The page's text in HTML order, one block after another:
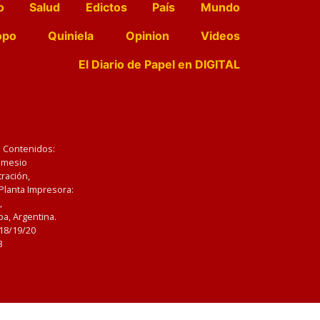
Salud Edictos País
Mundo
Quiniela Opinion
Videos
El Diario de Papel en DIGITAL
Impresora:
Argentina.
19/20